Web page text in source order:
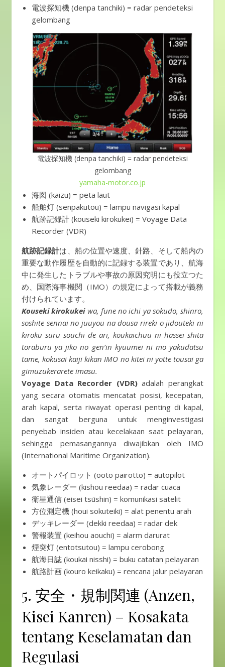
電波探知機 (denpa tanchiki) = radar pendeteksi
gelombang
電波探知機 (denpa tanchiki) = radar pendeteksi
gelombang
yamaha-motor.co.jp
海図 (kaizu) = peta laut
船舶灯 (senpakutou) = lampu navigasi kapal
航跡記録計 (kouseki kirokukei) = Voyage Data
Recorder (VDR)
航跡記録計は、船の位置や速度、針路、そして船内の
重要な動作履歴を自動的に記録する装置であり、航海
中に発生したトラブルや事故の原因究明にも役立つた
め、国際海事機関（IMO）の規定によって搭載が義務
付けられています。
Kouseki kirokukeiwa, fune no ichi ya sokudo, shinro,
soshite sennai no juuyou na dousa rireki o jidouteki ni
kiroku suru souchi de ari, koukaichuu ni hassei shita
toraburu ya jiko no gen’in kyuumei ni mo yakudatsu
tame, kokusai kaiji kikan IMO no kitei ni yotte tousai ga
gimuzukerarete imasu.
Voyage Data Recorder (VDR)adalah perangkat
yang secara otomatis mencatat posisi, kecepatan,
arah kapal, serta riwayat operasi penting di kapal,
dan sangat berguna untuk menginvestigasi
penyebab insiden atau kecelakaan saat pelayaran,
sehingga pemasangannya diwajibkan oleh IMO
(International Maritime Organization).
オートパイロット (ooto pairotto) = autopilot
気象レーダー (kishou reedaa) = radar cuaca
衛星通信 (eisei tsūshin) = komunikasi satelit
方位測定機 (houi sokuteiki) = alat penentu arah
デッキレーダー (dekki reedaa) = radar dek
警報装置 (keihou aouchi) = alarm darurat
煙突灯 (entotsutou) = lampu cerobong
航海日誌 (koukai nisshi) = buku catatan pelayaran
航路計画 (kouro keikaku) = rencana jalur pelayaran
5. 安全・規制関連 (Anzen,
Kisei Kanren) – Kosakata
tentang Keselamatan dan
Regulasi